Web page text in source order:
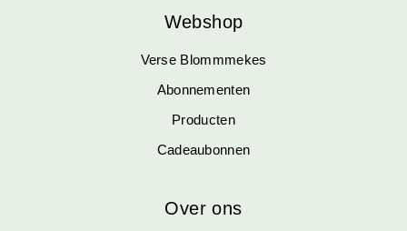
Webshop
Verse Blommmekes
Abonnementen
Producten
Cadeaubonnen
Over ons